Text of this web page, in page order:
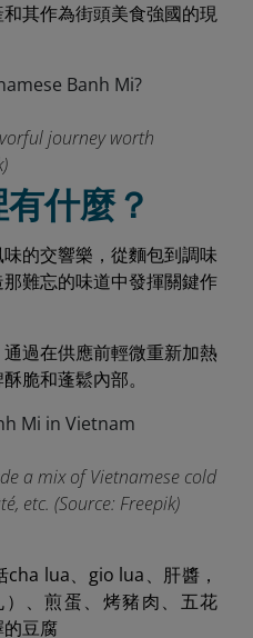
其作為街頭美食強國的現
journey worth
什麼？
的交響樂，從麵包到調味
難忘的味道中發揮關鍵作
通過在供應前輕微重新加熱
脆和蓬鬆內部。
a mix of Vietnamese cold
etc. (Source: Freepik)
lua、gio lua、肝醬，
、煎蛋、烤豬肉、五花
豆腐